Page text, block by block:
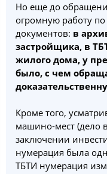
Но еще до
огромную работу
документов: в
застройщика, в
жилого дома, у
было, с чем
Кроме того,
машино-мест (дело
заключении
нумерация была
ТБТИ нумерация